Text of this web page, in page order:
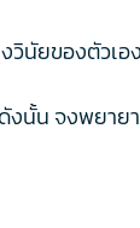
วินัยของตัวเ
นั้น จงพยาย